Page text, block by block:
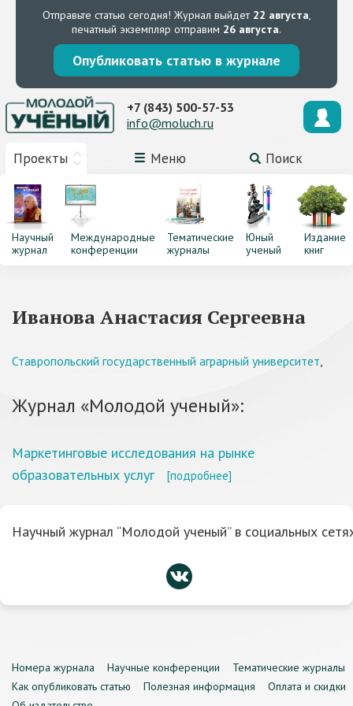
Отправьте статью сегодня! Журнал выйдет 22 августа,
печатный экземпляр отправим 26 августа.
Опубликовать статью в журнале
Проекты Меню Поиск
+7 (843) 500-57-53
info@moluch.ru
Научный
журнал
Международные
конференции
Тематические
журналы
Юный
ученый
Издание
книг
Иванова Анастасия Сергеевна
Ставропольский государственный аграрный университет,
Журнал «Молодой ученый»:
Маркетинговые исследования на рынке
образовательных услуг
[подробнее]
Научный журнал “Молодой ученый” в социальных
Номера журнала Научные конференции
Тематические журналы
Как опубликовать статью
Полезная информация
Оплата и скидки